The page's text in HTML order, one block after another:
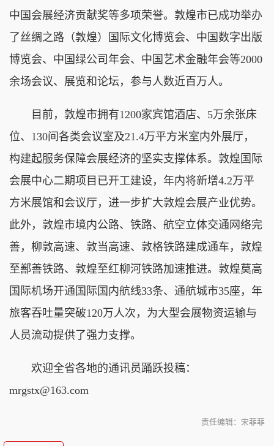
中国会展经济贡献奖等多项荣誉。敦煌市已成功举办
了丝绸之路（敦煌）国际文化博览会、中国数字出版
博览会、中国绿公司年会、中国艺术金融年会等2000
余场会议、展览和论坛，参与人数近百万人。
目前，敦煌市拥有1200家宾馆酒店、5万余张床
位、130间各类会议室及21.4万平方米室内外展厅，
构建起服务保障会展经济的坚实支撑体系。敦煌国际
会展中心二期项目已开工建设，年内将新增4.2万平
方米展馆和会议厅，进一步扩大敦煌会展产业优势。
此外，敦煌市境内公路、铁路、航空立体交通网络完
善，柳敦高速、敦当高速、敦格铁路建成通车，敦煌
至鄯善铁路、敦煌至红柳河铁路加速推进。敦煌莫高
国际机场开通国际国内航线33条、通航城市35座，年
旅客吞吐量突破120万人次，为大型会展物资运输与
人员流动提供了强力支撑。
欢迎全省各地的通讯员踊跃投稿：
mrgstx@163.com
责任编辑：宋菲菲